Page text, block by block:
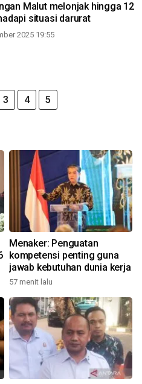
Malut melonjak hingga 12
situasi darurat
2025 19:55
3 4 5
Menaker: Penguatan
kompetensi penting guna
jawab kebutuhan dunia kerja
57 menit lalu